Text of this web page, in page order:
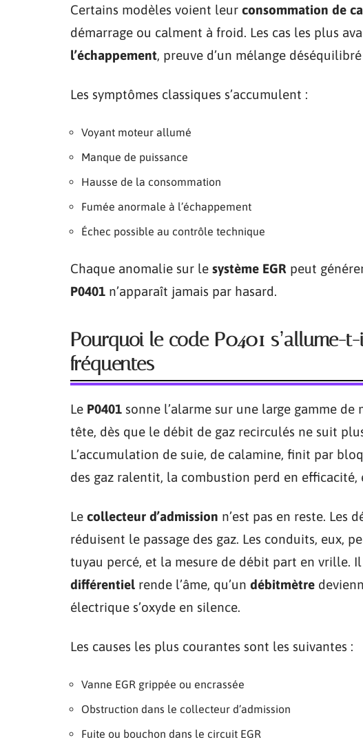
Certains modèles voient leur consommation de
démarrage ou calment à froid. Les cas les plus
l’échappement, preuve d’un mélange
Les symptômes classiques s’accumulent :
Voyant moteur allumé
Manque de puissance
Hausse de la consommation
Fumée anormale à l’échappement
Échec possible au contrôle technique
Chaque anomalie sur le système EGR peut
P0401 n’apparaît jamais par hasard.
Pourquoi le code P0401 s’allume-
fréquentes
Le P0401 sonne l’alarme sur une large gamme
tête, dès que le débit de gaz recirculés ne suit
L’accumulation de suie, de calamine, finit par
des gaz ralentit, la combustion perd en efficacité,
Le collecteur d’admission n’est pas en reste. Les
réduisent le passage des gaz. Les conduits, eux,
tuyau percé, et la mesure de débit part en vrille.
différentiel rende l’âme, qu’un débitmètre
électrique s’oxyde en silence.
Les causes les plus courantes sont les suivantes :
Vanne EGR grippée ou encrassée
Obstruction dans le collecteur d’admission
Fuite ou bouchon dans le circuit EGR